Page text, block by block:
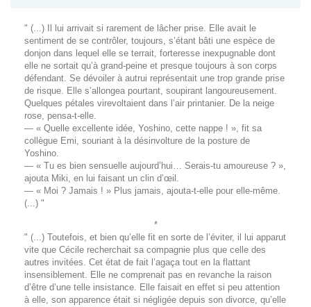
" (...) Il lui arrivait si rarement de lâcher prise. Elle avait le
sentiment de se contrôler, toujours, s’étant bâti une espèce de
donjon dans lequel elle se terrait, forteresse inexpugnable dont
elle ne sortait qu’à grand-peine et presque toujours à son corps
défendant. Se dévoiler à autrui représentait une trop grande prise
de risque. Elle s’allongea pourtant, soupirant langoureusement.
Quelques pétales virevoltaient dans l’air printanier. De la neige
rose, pensa-t-elle.
— « Quelle excellente idée, Yoshino, cette nappe ! », fit sa
collègue Emi, souriant à la désinvolture de la posture de
Yoshino.
— « Tu es bien sensuelle aujourd’hui… Serais-tu amoureuse ? »,
ajouta Miki, en lui faisant un clin d’œil.
— « Moi ? Jamais ! » Plus jamais, ajouta-t-elle pour elle-même.
(...) "
*
" (...) Toutefois, et bien qu’elle fit en sorte de l’éviter, il lui apparut
vite que Cécile recherchait sa compagnie plus que celle des
autres invitées. Cet état de fait l’agaça tout en la flattant
insensiblement. Elle ne comprenait pas en revanche la raison
d’être d’une telle insistance. Elle faisait en effet si peu attention
à elle, son apparence était si négligée depuis son divorce, qu’elle